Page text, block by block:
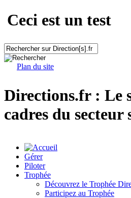
Ceci est un test
Plan du site
Directions.fr : Le
cadres du secteur
Gérer
Piloter
Trophée
Découvrez le Trophée
Participez au Trophée